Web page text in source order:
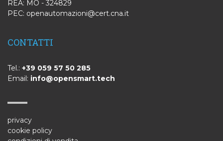
REA: MO - 324829
PEC: openautomazioni@cert.cna.it
CONTATTI
Tel.: +39 059 57 50 285
Email: info@opensmart.tech
privacy
cookie policy